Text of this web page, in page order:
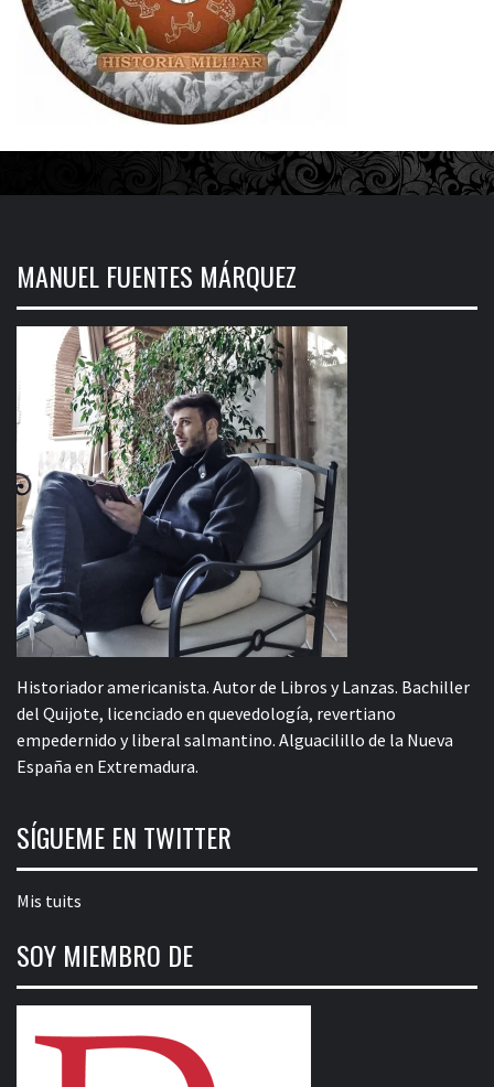
MANUEL FUENTES MÁRQUEZ
Historiador americanista. Autor de Libros y Lanzas. Bachiller
del Quijote, licenciado en quevedología, revertiano
empedernido y liberal salmantino. Alguacilillo de la Nueva
España en Extremadura.
SÍGUEME EN TWITTER
Mis tuits
SOY MIEMBRO DE